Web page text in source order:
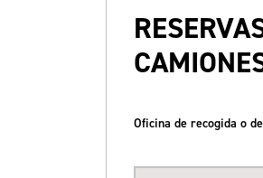
Oficina de recogida o